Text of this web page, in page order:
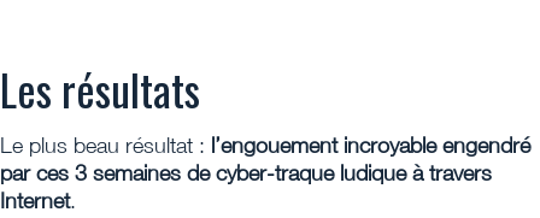
Les résultats
Le plus beau résultat : l’engouement incroyable engendré
par ces 3 semaines de cyber-traque ludique à travers
Internet.